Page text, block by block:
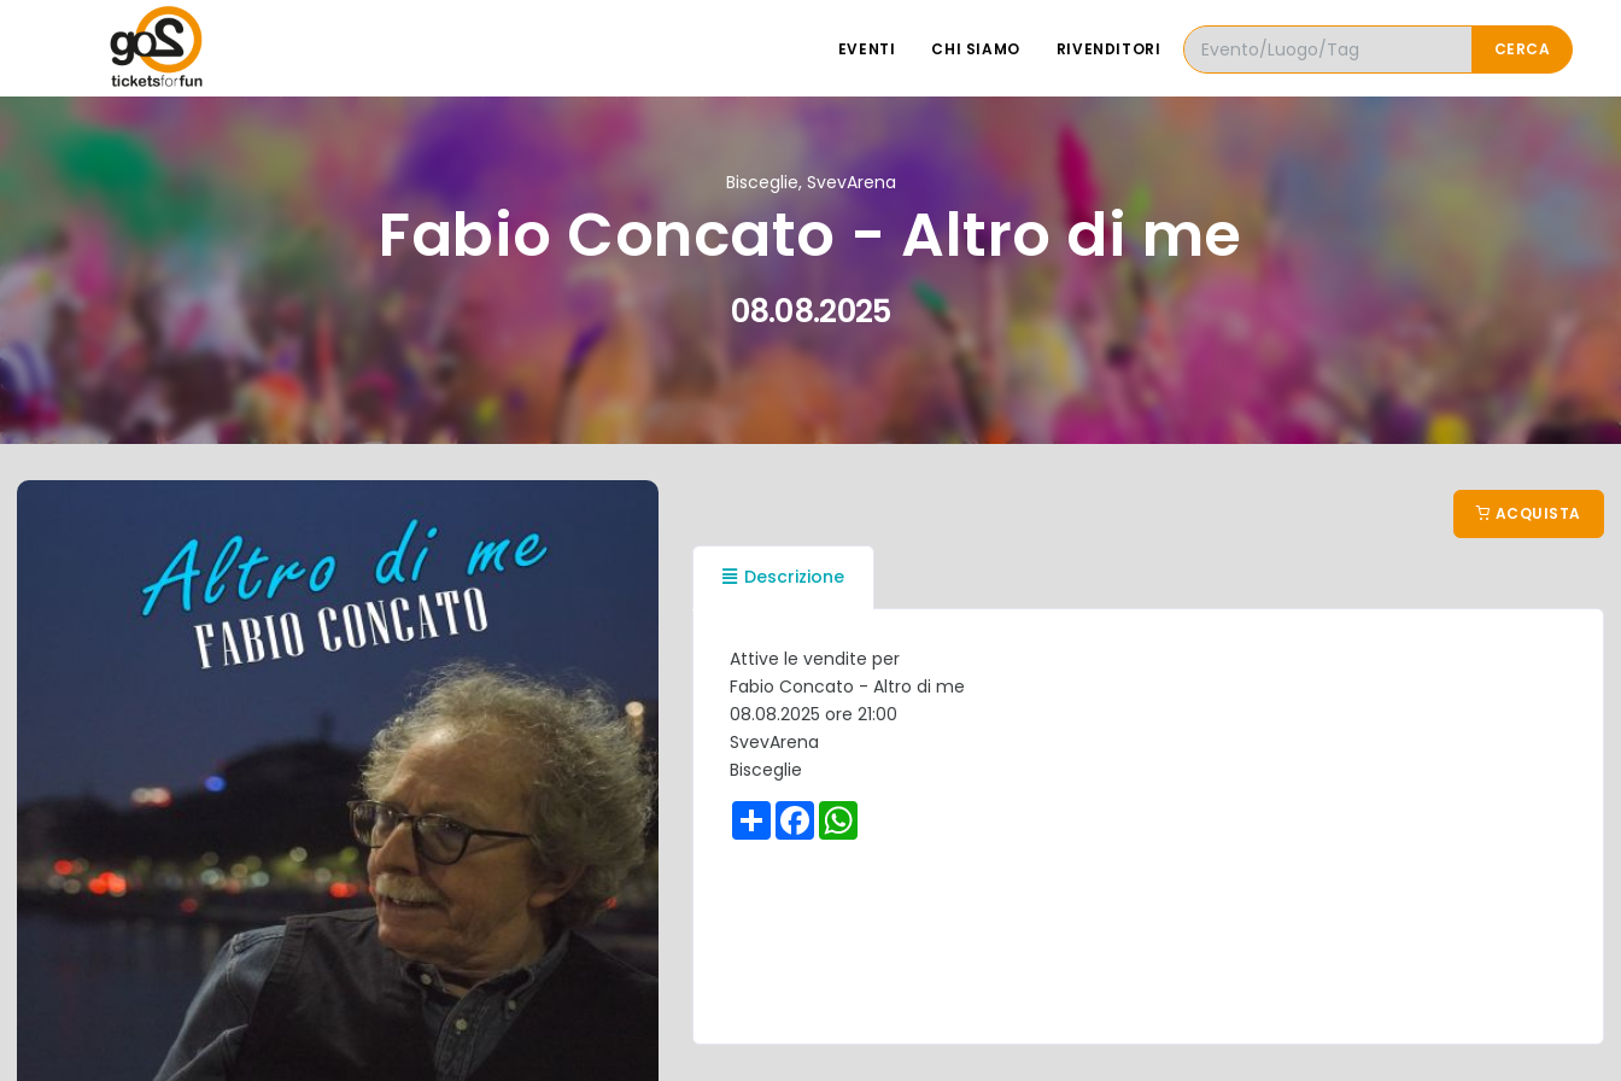
EVENTI CHI SIAMO RIVENDITORI CERCA
Bisceglie, SvevArena
Fabio Concato - Altro di me
08.08.2025
ACQUISTA
Descrizione
Attive le vendite per
Fabio Concato - Altro di me
08.08.2025 ore 21:00
SvevArena
Bisceglie
Share Facebook